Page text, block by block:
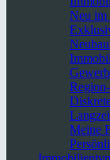
Neu im
Meine